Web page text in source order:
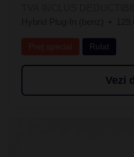
Preț special Rulat
Vezi